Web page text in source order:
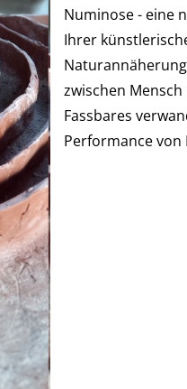
Numinose - eine
Ihrer
zwischen
Fassbares
Performance